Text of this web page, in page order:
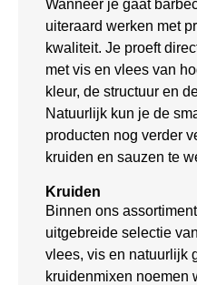
Wanneer je gaat
uiteraard werken met
kwaliteit. Je proeft
met vis en vlees van
kleur, de structuur en
Natuurlijk kun je de
producten nog verder
kruiden en sauzen te
Kruiden
Binnen ons
uitgebreide selectie
vlees, vis en natuurlijk
kruidenmixen noemen